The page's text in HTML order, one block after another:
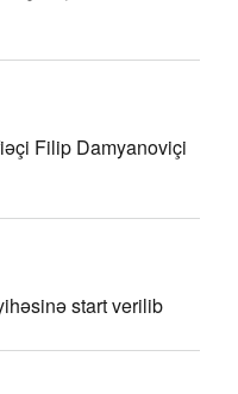
Filip Damyanoviçi
start verilib